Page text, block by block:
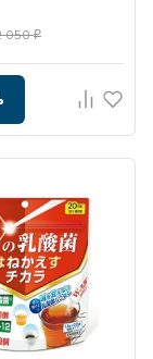
f...
050₽